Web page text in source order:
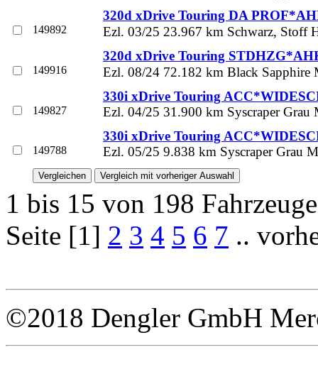
149892
320d xDrive Touring DA
Ezl. 03/25 23.967 km Schwarz, Stoff
149916
320d xDrive Touring
Ezl. 08/24 72.182 km Black Sapphire
149827
330i xDrive Touring
Ezl. 04/25 31.900 km Syscraper
149788
330i xDrive Touring
Ezl. 05/25 9.838 km Syscraper Grau
1 bis 15 von 198
Seite [1] 2 3 4 5 6 7 ..
©2018 Dengler GmbH